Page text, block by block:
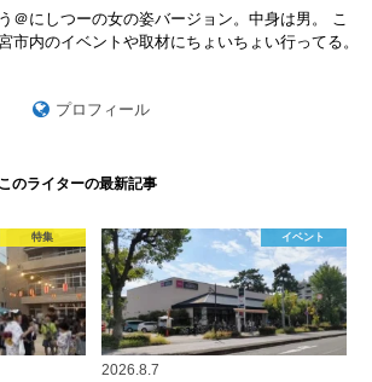
＠にしつーの女の姿バージョン。中身は男。 こ
市内のイベントや取材にちょいちょい行ってる。
プロフィール
このライターの最新記事
特集 イベント
2026.8.7